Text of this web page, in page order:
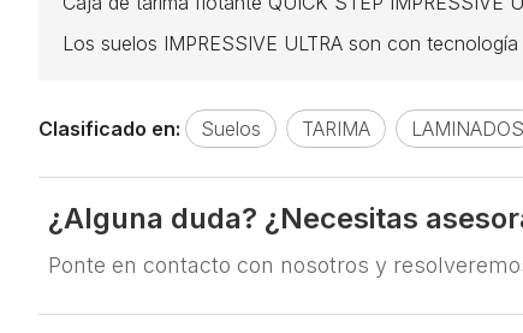
Los suelos IMPRESSIVE ULTRA son con
Clasificado en: Suelos TARIMA LAMINADOS
¿Alguna duda? ¿Necesitas
Ponte en contacto con nosotros y